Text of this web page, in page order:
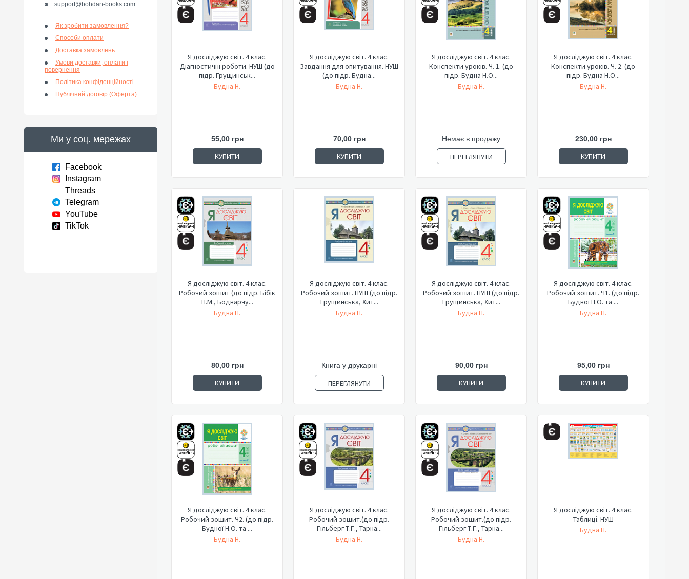
support@bohdan-books.com
Як зробити замовлення?
Способи оплати
Доставка замовлень
Умови доставки, оплати і
повернення
Політика конфіденційності
Публічний договір (Оферта)
Ми у соц. мережах
Facebook
Instagram
Threads
Telegram
YouTube
TikTok
Я досліджую світ. 4 клас.
Діагностичні роботи. НУШ (до
підр. Грущинськ...
Будна Н.
55,00 грн
КУПИТИ
Я досліджую світ. 4 клас.
Завдання для опитування. НУШ
(до підр. Будна...
Будна Н.
70,00 грн
КУПИТИ
Я досліджую світ. 4 клас.
Конспекти уроків. Ч. 1. (до
підр. Будна Н.О...
Будна Н.
Немає в продажу
ПЕРЕГЛЯНУТИ
Я досліджую світ. 4 клас.
Конспекти уроків. Ч. 2. (до
підр. Будна Н.О...
Будна Н.
230,00 грн
КУПИТИ
Я досліджую світ. 4 клас.
Робочий зошит (до підр. Бібік
Н.М., Боднарчу...
Будна Н.
80,00 грн
КУПИТИ
Я досліджую світ. 4 клас.
Робочий зошит. НУШ (до підр.
Грущинська, Хит...
Будна Н.
Книга у друкарні
ПЕРЕГЛЯНУТИ
Я досліджую світ. 4 клас.
Робочий зошит. НУШ (до підр.
Грущинська, Хит...
Будна Н.
90,00 грн
КУПИТИ
Я досліджую світ. 4 клас.
Робочий зошит. Ч1. (до підр.
Будної Н.О. та ...
Будна Н.
95,00 грн
КУПИТИ
Я досліджую світ. 4 клас.
Робочий зошит. Ч2. (до підр.
Будної Н.О. та ...
Будна Н.
Я досліджую світ. 4 клас.
Робочий зошит.(до підр.
Гільберг Т.Г., Тарна...
Будна Н.
Я досліджую світ. 4 клас.
Робочий зошит.(до підр.
Гільберг Т.Г., Тарна...
Будна Н.
Я досліджую світ. 4 клас.
Таблиці. НУШ
Будна Н.